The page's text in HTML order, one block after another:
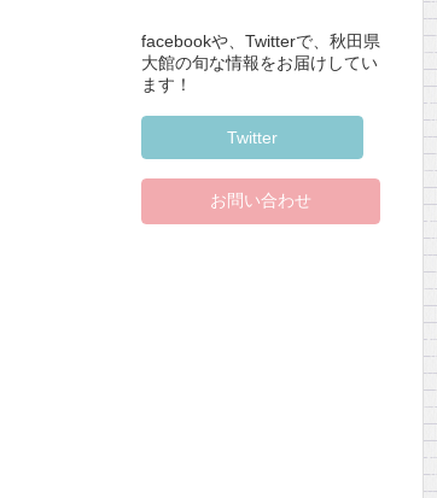
facebookや、Twitterで、秋田県
大館の旬な情報をお届けしてい
ます！
Twitter
お問い合わせ